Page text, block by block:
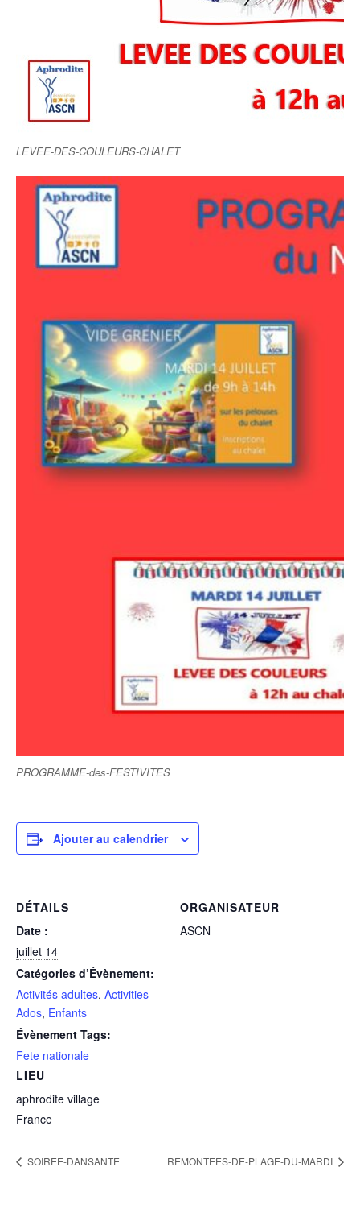
LEVEE-DES-COULEURS-CHALET
PROGRAMME-des-FESTIVITES
Ajouter au calendrier
DÉTAILS
Date :
juillet 14
Catégories d’Évènement:
Activités adultes, Activities
Ados, Enfants
Évènement Tags:
Fete nationale
LIEU
aphrodite village
France
ORGANISATEUR
ASCN
SOIREE-DANSANTE REMONTEES-DE-PLAGE-DU-MARDI